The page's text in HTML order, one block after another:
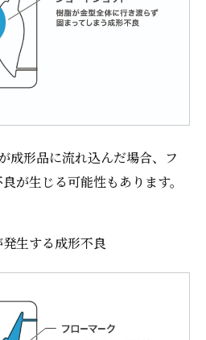
成形品に流れ込んだ場合、フ
が生じる可能性もあります。
生する成形不良